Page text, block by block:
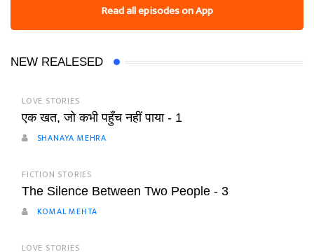
Read all episodes on App
NEW REALESED
LOVE STORIES
एक खत, जो कभी पहुँच नहीं पाया - 1
SHANAYA MEHRA
FICTION STORIES
The Silence Between Two People - 3
KOMAL MEHTA
LOVE STORIES